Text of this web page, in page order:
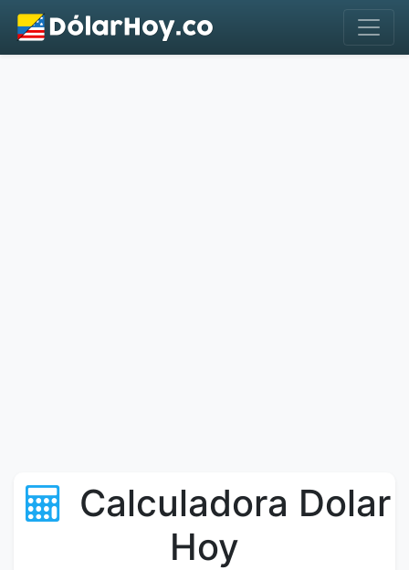
Calculadora Dolar
Hoy